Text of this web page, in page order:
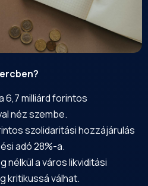
6,7 milliárd forintos
néz szembe.
szolidaritási hozzájárulás
adó 28%-a.
nélkül a város likviditási
kritikussá válhat.